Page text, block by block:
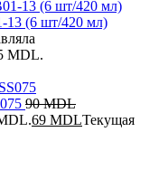
13 (6 шт/420 мл)
MDL.
90MDL
69 MDLТекущая